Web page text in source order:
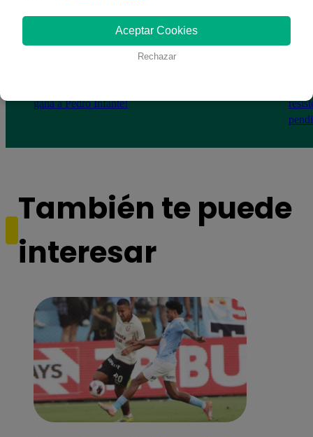
gana a Pedro Infante!
También te puede
interesar
Aceptar Cookies
Rechazar